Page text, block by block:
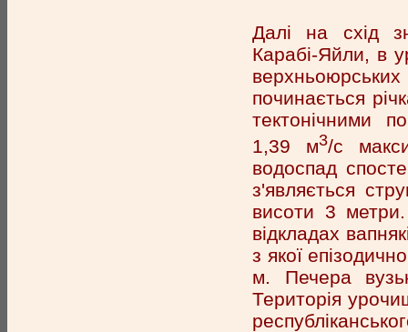
Далі на схід
Карабі-Яйли, в
починається
тектонічними
1,39 м3/с
водоспад
з'являється
висоти 3
відкладах
з якої
м. Печера
Територія